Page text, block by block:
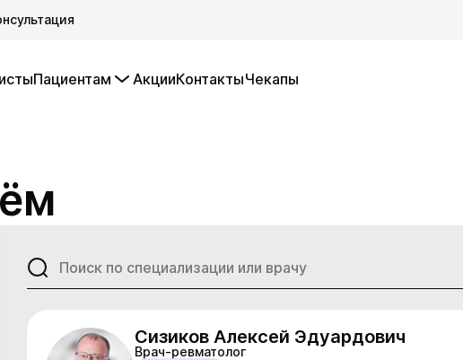
Пациентам АкцииКонтактыЧекапы
Сизиков Алексей Эдуардович
Врач-ревматолог